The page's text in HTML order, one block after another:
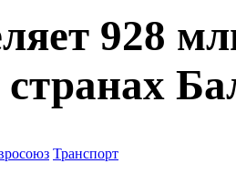
928
странах
Транспорт